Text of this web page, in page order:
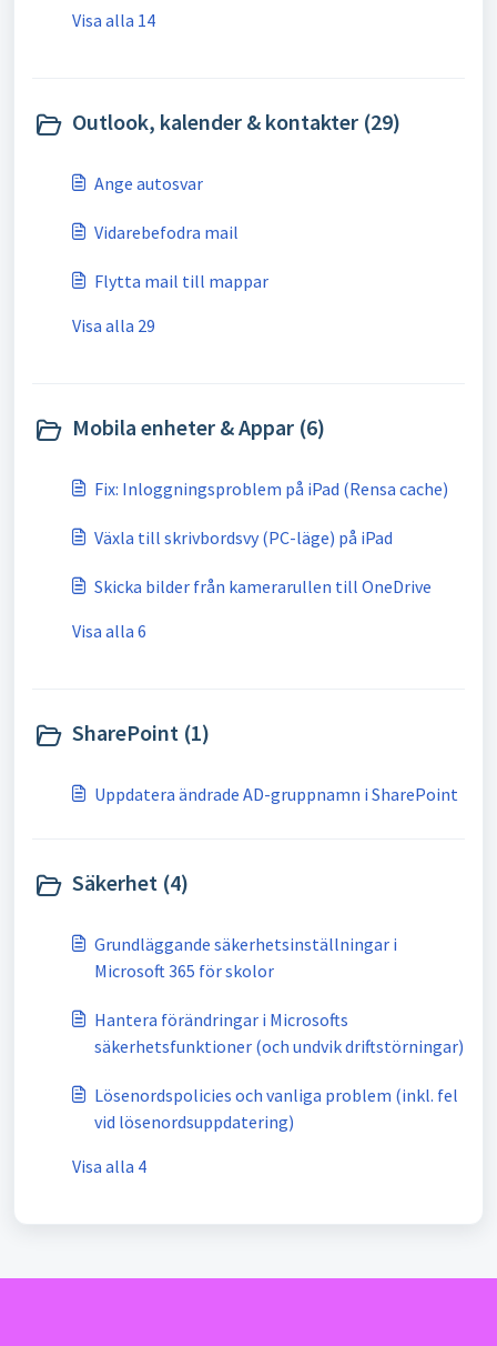
Visa alla 14
Outlook, kalender & kontakter (29)
Ange autosvar
Vidarebefodra mail
Flytta mail till mappar
Visa alla 29
Mobila enheter & Appar (6)
Fix: Inloggningsproblem på iPad (Rensa cache)
Växla till skrivbordsvy (PC-läge) på iPad
Skicka bilder från kamerarullen till OneDrive
Visa alla 6
SharePoint (1)
Uppdatera ändrade AD-gruppnamn i SharePoint
Säkerhet (4)
Grundläggande säkerhetsinställningar i
Microsoft 365 för skolor
Hantera förändringar i Microsofts
säkerhetsfunktioner (och undvik driftstörningar)
Lösenordspolicies och vanliga problem (inkl. fel
vid lösenordsuppdatering)
Visa alla 4